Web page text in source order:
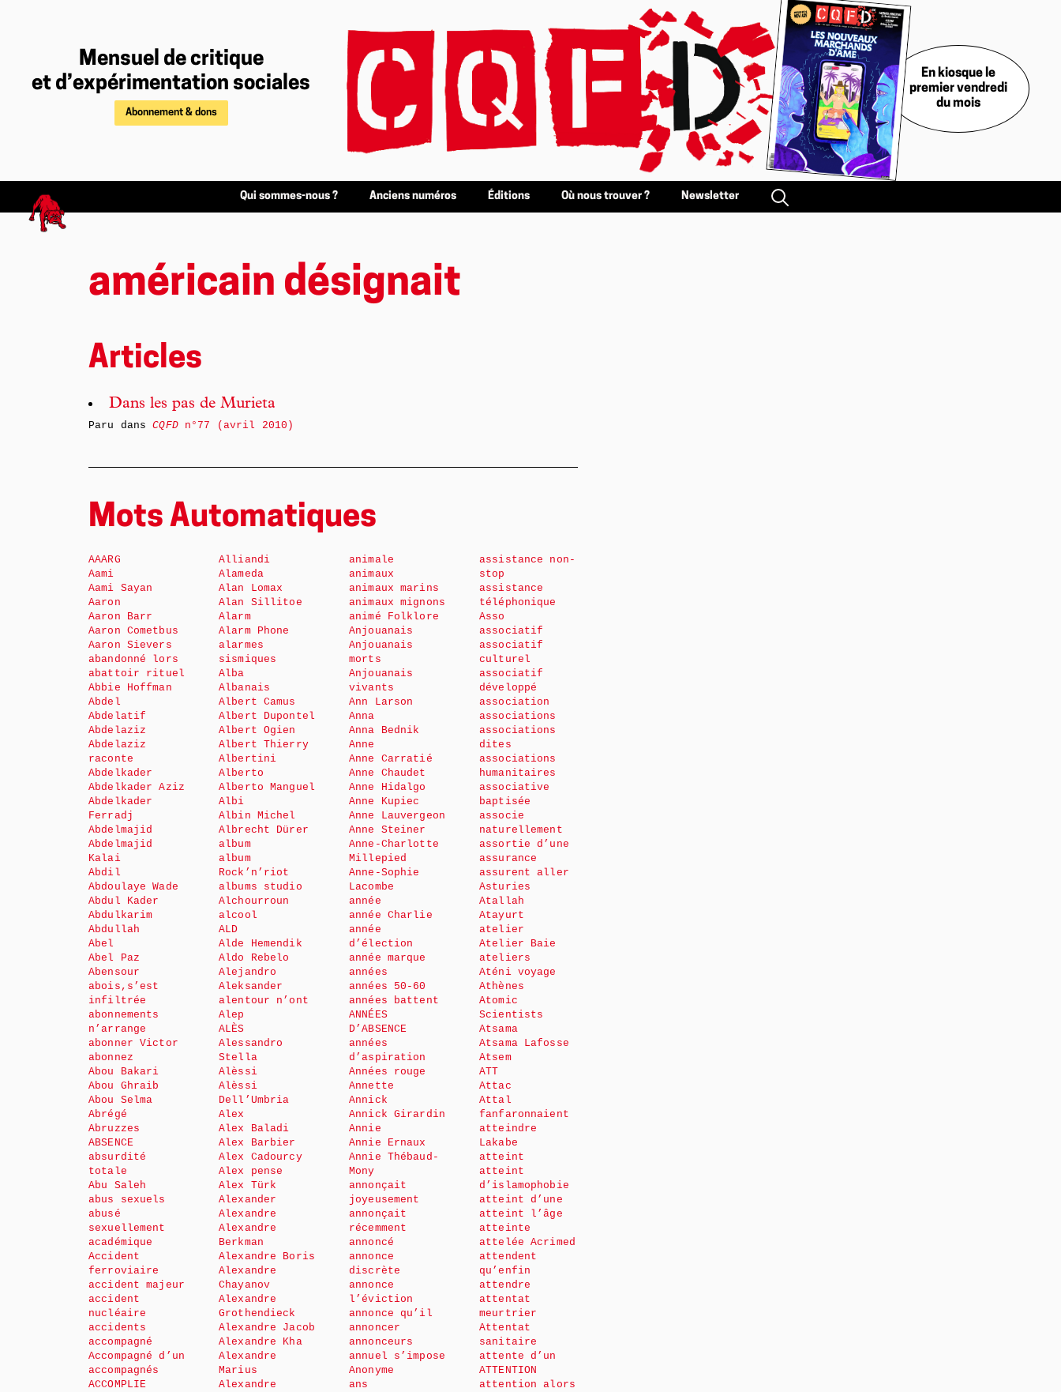
Mensuel de critique
et d’expérimentation sociales
Abonnement & dons
En kiosque le
premier vendredi
du mois
Qui sommes-nous ? Anciens numéros Éditions Où nous trouver ? Newsletter
américain désignait
Articles
Dans les pas de Murieta
Paru dansCQFDn°77 (avril 2010)
Mots Automatiques
AAARG
Aami
Aami Sayan
Aaron
Aaron Barr
Aaron Cometbus
Aaron Sievers
abandonné lors
abattoir rituel
Abbie Hoffman
Abdel
Abdelatif
Abdelaziz
Abdelaziz
raconte
Abdelkader
Abdelkader Aziz
Abdelkader
Ferradj
Abdelmajid
Abdelmajid
Kalai
Abdil
Abdoulaye Wade
Abdul Kader
Abdulkarim
Abdullah
Abel
Abel Paz
Abensour
abois,s’est
infiltrée
abonnements
n’arrange
abonner Victor
abonnez
Abou Bakari
Abou Ghraib
Abou Selma
Abrégé
Abruzzes
ABSENCE
absurdité
totale
Abu Saleh
abus sexuels
abusé
sexuellement
académique
Accident
ferroviaire
accident majeur
accident
nucléaire
accidents
accompagné
Accompagné d’un
accompagnés
ACCOMPLIE
Alliandi
Alameda
Alan Lomax
Alan Sillitoe
Alarm
Alarm Phone
alarmes
sismiques
Alba
Albanais
Albert Camus
Albert Dupontel
Albert Ogien
Albert Thierry
Albertini
Alberto
Alberto Manguel
Albi
Albin Michel
Albrecht Dürer
album
album
Rock’n’riot
albums studio
Alchourroun
alcool
ALD
Alde Hemendik
Aldo Rebelo
Alejandro
Aleksander
alentour n’ont
Alep
ALÈS
Alessandro
Stella
Alèssi
Alèssi
Dell’Umbria
Alex
Alex Baladi
Alex Barbier
Alex Cadourcy
Alex pense
Alex Türk
Alexander
Alexandre
Alexandre
Berkman
Alexandre Boris
Alexandre
Chayanov
Alexandre
Grothendieck
Alexandre Jacob
Alexandre Kha
Alexandre
Marius
Alexandre
animale
animaux
animaux marins
animaux mignons
animé Folklore
Anjouanais
Anjouanais
morts
Anjouanais
vivants
Ann Larson
Anna
Anna Bednik
Anne
Anne Carratié
Anne Chaudet
Anne Hidalgo
Anne Kupiec
Anne Lauvergeon
Anne Steiner
Anne-Charlotte
Millepied
Anne-Sophie
Lacombe
année
année Charlie
année
d’élection
année marque
années
années 50-60
années battent
ANNÉES
D’ABSENCE
années
d’aspiration
Années rouge
Annette
Annick
Annick Girardin
Annie
Annie Ernaux
Annie Thébaud-
Mony
annonçait
joyeusement
annonçait
récemment
annoncé
annonce
discrète
annonce
l’éviction
annonce qu’il
annoncer
annonceurs
annuel s’impose
Anonyme
ans
assistance non-
stop
assistance
téléphonique
Asso
associatif
associatif
culturel
associatif
développé
association
associations
associations
dites
associations
humanitaires
associative
baptisée
associe
naturellement
assortie d’une
assurance
assurent aller
Asturies
Atallah
Atayurt
atelier
Atelier Baie
ateliers
Aténi voyage
Athènes
Atomic
Scientists
Atsama
Atsama Lafosse
Atsem
ATT
Attac
Attal
fanfaronnaient
atteindre
Lakabe
atteint
atteint
d’islamophobie
atteint d’une
atteint l’âge
atteinte
attelée Acrimed
attendent
qu’enfin
attendre
attentat
meurtrier
Attentat
sanitaire
attente d’un
ATTENTION
attention alors